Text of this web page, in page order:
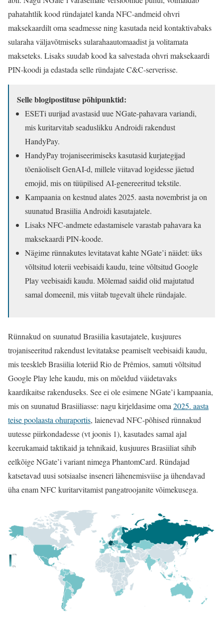
pahatahtlik kood ründajatel kanda NFC-andmeid ohvri
maksekaardilt oma seadmesse ning kasutada neid kontaktivabaks
sularaha väljavõtmiseks sularahaautomaadist ja volitamata
makseteks. Lisaks suudab kood ka salvestada ohvri maksekaardi
PIN-koodi ja edastada selle ründajate C&C-serverisse.
Selle blogipostituse põhipunktid:
ESETi uurijad avastasid uue NGate-pahavara variandi,
mis kuritarvitab seaduslikku Androidi rakendust
HandyPay.
HandyPay trojaniseerimiseks kasutasid kurjategijad
tõenäoliselt GenAI-d, millele viitavad logidesse jäetud
emojid, mis on tüüpilised AI-genereeritud tekstile.
Kampaania on kestnud alates 2025. aasta novembrist ja on
suunatud Brasiilia Androidi kasutajatele.
Lisaks NFC-andmete edastamisele varastab pahavara ka
maksekaardi PIN-koode.
Nägime rünnakutes levitatavat kahte NGate’i näidet: üks
võltsitud loterii veebisaidi kaudu, teine võltsitud Google
Play veebisaidi kaudu. Mõlemad saidid olid majutatud
samal domeenil, mis viitab tugevalt ühele ründajale.
Rünnakud on suunatud Brasiilia kasutajatele, kusjuures
trojaniseeritud rakendust levitatakse peamiselt veebisaidi kaudu,
mis teeskleb Brasiilia loteriid Rio de Prêmios, samuti võltsitud
Google Play lehe kaudu, mis on mõeldud väidetavaks
kaardikaitse rakenduseks. See ei ole esimene NGate’i kampaania,
mis on suunatud Brasiiliasse: nagu kirjeldasime oma 2025. aasta
teise poolaasta ohuraportis, laienevad NFC-põhised rünnakud
uutesse piirkondadesse (vt joonis 1), kasutades samal ajal
keerukamaid taktikaid ja tehnikaid, kusjuures Brasiiliat sihib
eelkõige NGate’i variant nimega PhantomCard. Ründajad
katsetavad uusi sotsiaalse inseneri lähenemisviise ja ühendavad
üha enam NFC kuritarvitamist pangatroojanite võimekusega.